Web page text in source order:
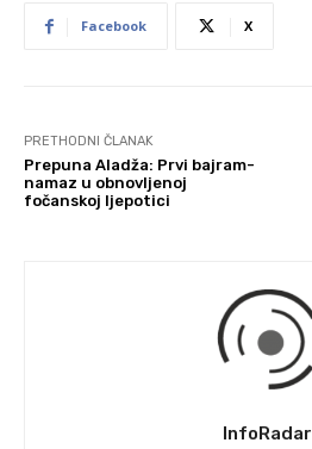
Facebook X
PRETHODNI ČLANAK
Prepuna Aladža: Prvi bajram-
namaz u obnovljenoj
fočanskoj ljepotici
InfoRadar